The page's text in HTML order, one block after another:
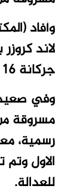
جركانة 16 جالون، كما ضبطت عدد (40) جوال قمح معد للتهريب خارج الولاية
رسمية،
للعدالة.